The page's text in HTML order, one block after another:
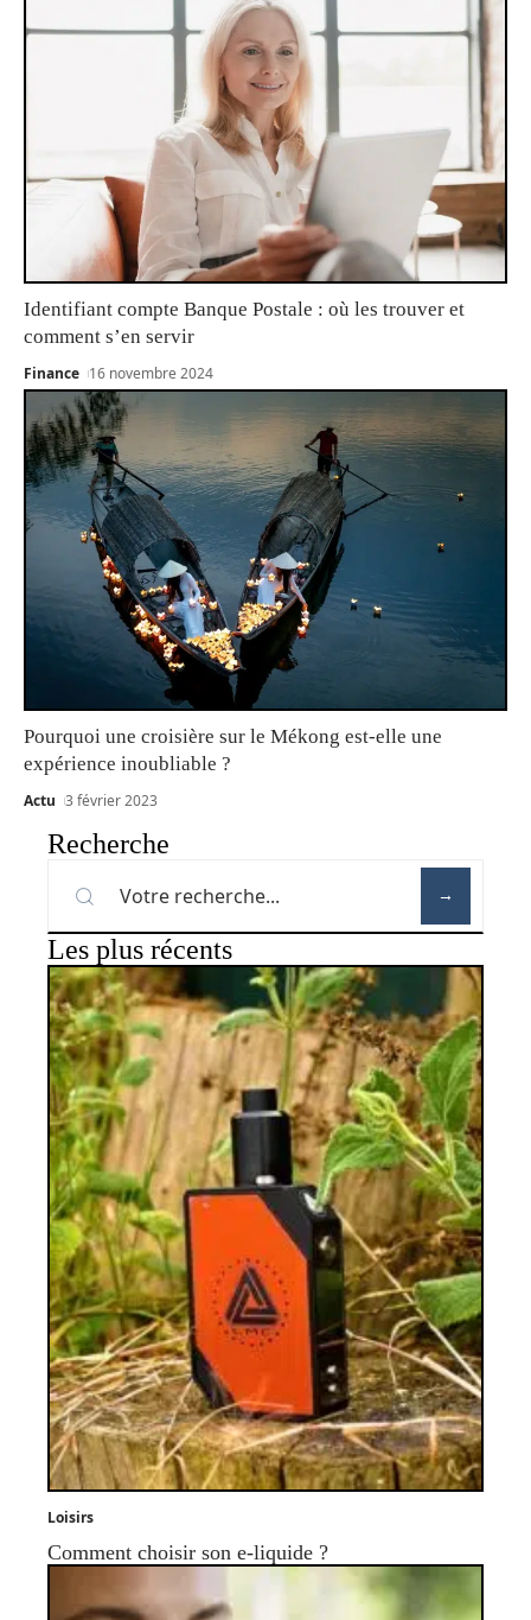
Identifiant compte Banque Postale : où les trouver et
comment s’en servir
Finance 16 novembre 2024
Pourquoi une croisière sur le Mékong est-elle une
expérience inoubliable ?
Actu 3 février 2023
Recherche
Les plus récents
Loisirs
Comment choisir son e-liquide ?